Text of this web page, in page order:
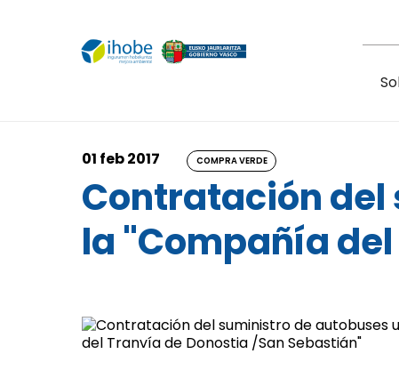
01 feb 2017 COMPRA VERDE
Contratación
la "Compañía